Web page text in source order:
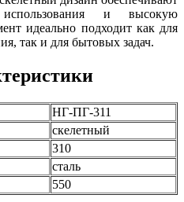
использования и высокую
идеально подходит как для
так и для бытовых задач.
НГ-ПГ-311
скелетный
310
сталь
550